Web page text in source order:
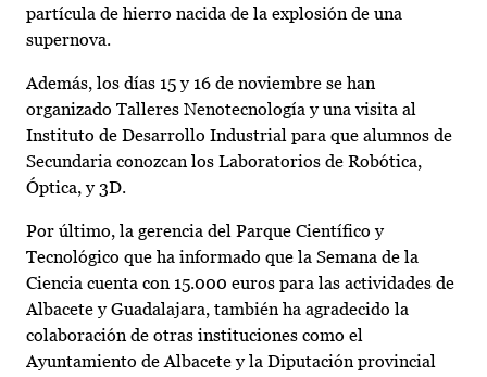
partícula de hierro nacida de la explosión de una
supernova.
Además, los días 15 y 16 de noviembre se han
organizado Talleres Nenotecnología y una visita al
Instituto de Desarrollo Industrial para que alumnos de
Secundaria conozcan los Laboratorios de Robótica,
Óptica, y 3D.
Por último, la gerencia del Parque Científico y
Tecnológico que ha informado que la Semana de la
Ciencia cuenta con 15.000 euros para las actividades de
Albacete y Guadalajara, también ha agradecido la
colaboración de otras instituciones como el
Ayuntamiento de Albacete y la Diputación provincial